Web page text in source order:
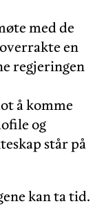
med de
en
regjeringen
å komme
og
står på
kan ta tid.